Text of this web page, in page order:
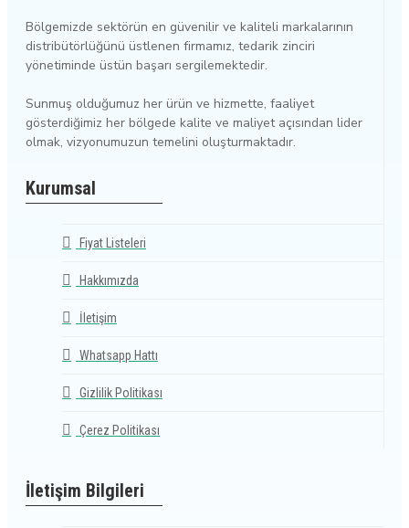
Bölgemizde sektörün en güvenilir ve kaliteli markalarının
distribütörlüğünü üstlenen firmamız, tedarik zinciri
yönetiminde üstün başarı sergilemektedir.
Sunmuş olduğumuz her ürün ve hizmette, faaliyet
gösterdiğimiz her bölgede kalite ve maliyet açısından lider
olmak, vizyonumuzun temelini oluşturmaktadır.
Kurumsal
Fiyat Listeleri
Hakkımızda
İletişim
Whatsapp Hattı
Gizlilik Politikası
Çerez Politikası
İletişim Bilgileri